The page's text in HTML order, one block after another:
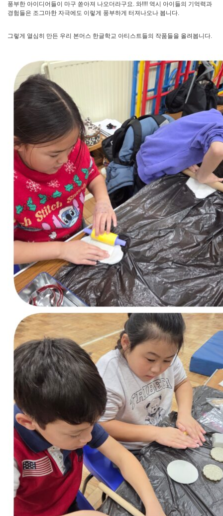
풍부한 아이디어들이 마구 쏟아져 나오더라구요. 와!!!! 역시 아이들의 기억력과
경험들은 조그마한 자극에도 이렇게 풍부하게 터져나오나 봅니다.
그렇게 열심히 만든 우리 본머스 한글학교 아티스트들의 작품들을 올려봅니다.